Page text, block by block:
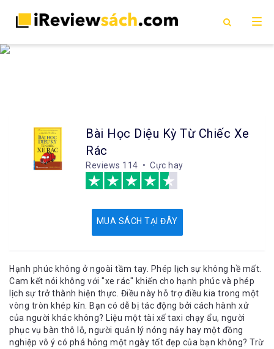
Bài Học Diệu Kỳ Từ Chiếc Xe
Rác
Reviews 114 • Cực hay
MUA SÁCH TẠI ĐÂY
Hạnh phúc không ở ngoài tầm tay. Phép lịch sự không hề mất.
Cam kết nói không với "xe rác" khiến cho hạnh phúc và phép
lịch sự trở thành hiện thực. Điều này hỗ trợ điều kia trong một
vòng tròn khép kín. Bạn có dễ bị tác động bởi cách hành xử
của người khác không? Liệu một tài xế taxi chạy ẩu, người
phục vụ bàn thô lỗ, người quản lý nóng nảy hay một đồng
nghiệp vô ý có phá hỏng một ngày tốt đẹp của bạn không? Trừ